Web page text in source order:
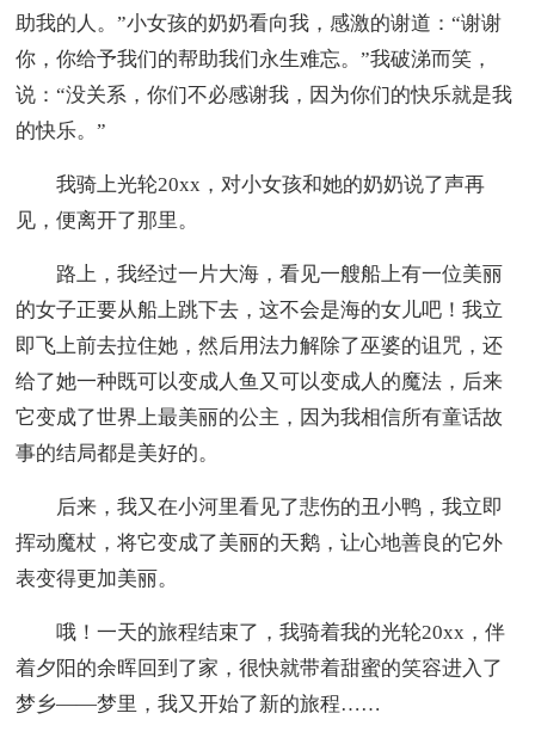
助我的人。”小女孩的奶奶看向我，感激的谢道：“谢谢
你，你给予我们的帮助我们永生难忘。”我破涕而笑，
说：“没关系，你们不必感谢我，因为你们的快乐就是我
的快乐。”
我骑上光轮20xx，对小女孩和她的奶奶说了声再
见，便离开了那里。
路上，我经过一片大海，看见一艘船上有一位美丽
的女子正要从船上跳下去，这不会是海的女儿吧！我立
即飞上前去拉住她，然后用法力解除了巫婆的诅咒，还
给了她一种既可以变成人鱼又可以变成人的魔法，后来
它变成了世界上最美丽的公主，因为我相信所有童话故
事的结局都是美好的。
后来，我又在小河里看见了悲伤的丑小鸭，我立即
挥动魔杖，将它变成了美丽的天鹅，让心地善良的它外
表变得更加美丽。
哦！一天的旅程结束了，我骑着我的光轮20xx，伴
着夕阳的余晖回到了家，很快就带着甜蜜的笑容进入了
梦乡——梦里，我又开始了新的旅程……